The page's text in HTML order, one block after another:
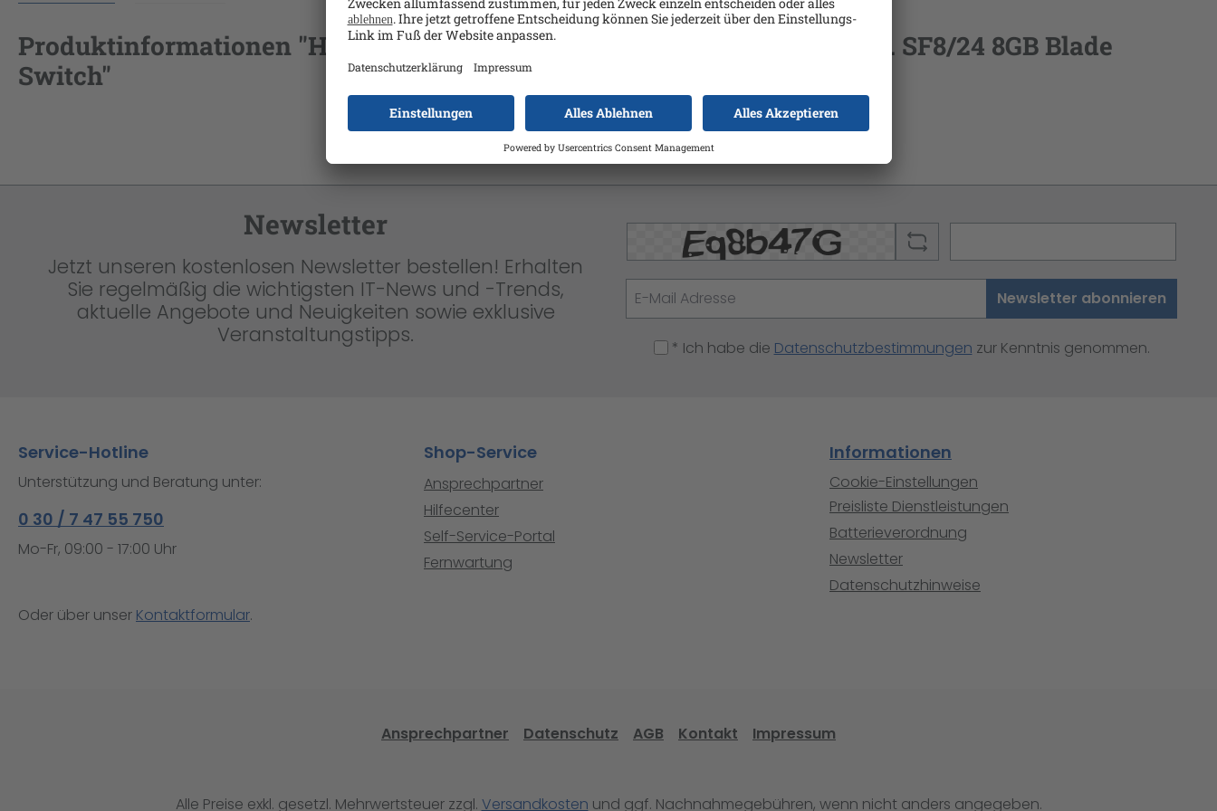
Produktinformationen "HPE HP Care Pack 3 Jahre nächster Arbeitstag f. SF8/24 8GB Blade
Switch"
Newsletter
Jetzt unseren kostenlosen Newsletter bestellen! Erhalten
Sie regelmäßig die wichtigsten IT-News und -Trends,
aktuelle Angebote und Neuigkeiten sowie exklusive
Veranstaltungstipps.
Newsletter abonnieren
* Ich habe die Datenschutzbestimmungen zur Kenntnis genommen.
Service-Hotline
Unterstützung und Beratung unter:
0 30 / 7 47 55 750
Mo-Fr, 09:00 - 17:00 Uhr
Oder über unser Kontaktformular.
Shop-Service
Ansprechpartner
Hilfecenter
Self-Service-Portal
Fernwartung
Informationen
Cookie-Einstellungen
Preisliste Dienstleistungen
Batterieverordnung
Newsletter
Datenschutzhinweise
Ansprechpartner Datenschutz AGB Kontakt Impressum
Alle Preise exkl. gesetzl. Mehrwertsteuer zzgl. Versandkosten und ggf. Nachnahmegebühren, wenn nicht anders angegeben.